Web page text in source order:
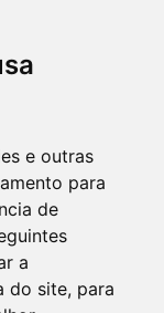
e outras
para
de
a
do site, para
201